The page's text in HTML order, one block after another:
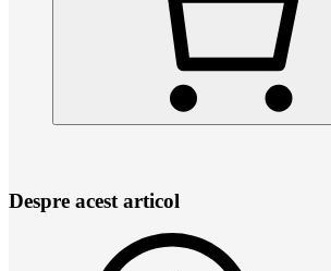
Despre acest articol